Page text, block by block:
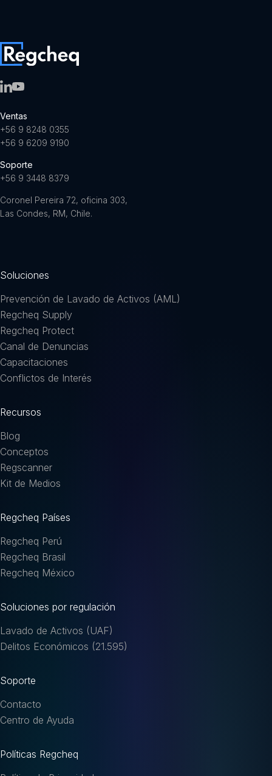
Ventas
+56 9 8248 0355
+56 9 6209 9190
Soporte
+56 9 3448 8379
Coronel Pereira 72, oficina 303,
Las Condes, RM, Chile.
Soluciones
Prevención de Lavado de Activos (AML)
Regcheq Supply
Regcheq Protect
Canal de Denuncias
Capacitaciones
Conflictos de Interés
Recursos
Blog
Conceptos
Regscanner
Kit de Medios
Regcheq Países
Regcheq Perú
Regcheq Brasil
Regcheq México
Soluciones por regulación
Lavado de Activos (UAF)
Delitos Económicos (21.595)
Soporte
Contacto
Centro de Ayuda
Políticas Regcheq